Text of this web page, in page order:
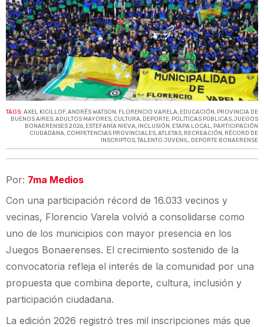
TAGS: AXEL KICILLOF,ANDRÉS WATSON, FLORENCIO VARELA, EDUCACIÓN, PROVINCIA DE
BUENOS AIRES,ADULTOS MAYORES, CULTURA, DEPORTE, POLÍTICAS PÚBLICAS,JUEGOS
BONAERENSES 2026, ESTEFANÍA NIEVA, INCLUSIÓN, ETAPA LOCAL, PARTICIPACIÓN
CIUDADANA, COMPETENCIAS PROVINCIALES,ATLETAS, RECREACIÓN, RÉCORD DE
INSCRIPTOS,TALENTO JUVENIL, DEPORTE BONAERENSE
Por: 7ma Medios
Con una participación récord de 16.033 vecinos y
vecinas, Florencio Varela volvió a consolidarse como
uno de los municipios con mayor presencia en los
Juegos Bonaerenses. El crecimiento sostenido de la
convocatoria refleja el interés de la comunidad por una
propuesta que combina deporte, cultura, inclusión y
participación ciudadana.
La edición 2026 registró tres mil inscripciones más que